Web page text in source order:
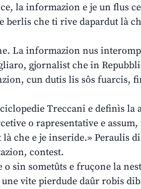
la informazion e je un flus
berlis che ti rive dapardut là
La informazion nus
gjornalist che in
cun dutis lis sôs fuarcis,
Treccani e definìs la
o rapresentative e
che e je inseride.» Peraulis
contest.
sin sometûts e fruçone la
vite pierdude daûr robis